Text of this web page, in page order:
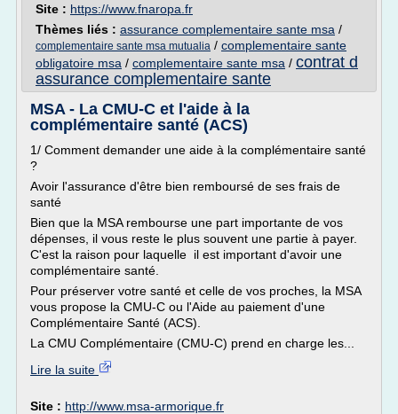
Site : https://www.fnaropa.fr
Thèmes liés : assurance complementaire sante msa /
complementaire sante msa mutualia / complementaire sante
obligatoire msa / complementaire sante msa / contrat d
assurance complementaire sante
MSA - La CMU-C et l'aide à la
complémentaire santé (ACS)
1/ Comment demander une aide à la complémentaire santé
?
Avoir l'assurance d'être bien remboursé de ses frais de
santé
Bien que la MSA rembourse une part importante de vos
dépenses, il vous reste le plus souvent une partie à payer.
C'est la raison pour laquelle il est important d'avoir une
complémentaire santé.
Pour préserver votre santé et celle de vos proches, la MSA
vous propose la CMU-C ou l'Aide au paiement d'une
Complémentaire Santé (ACS).
La CMU Complémentaire (CMU-C) prend en charge les...
Lire la suite
Site : http://www.msa-armorique.fr